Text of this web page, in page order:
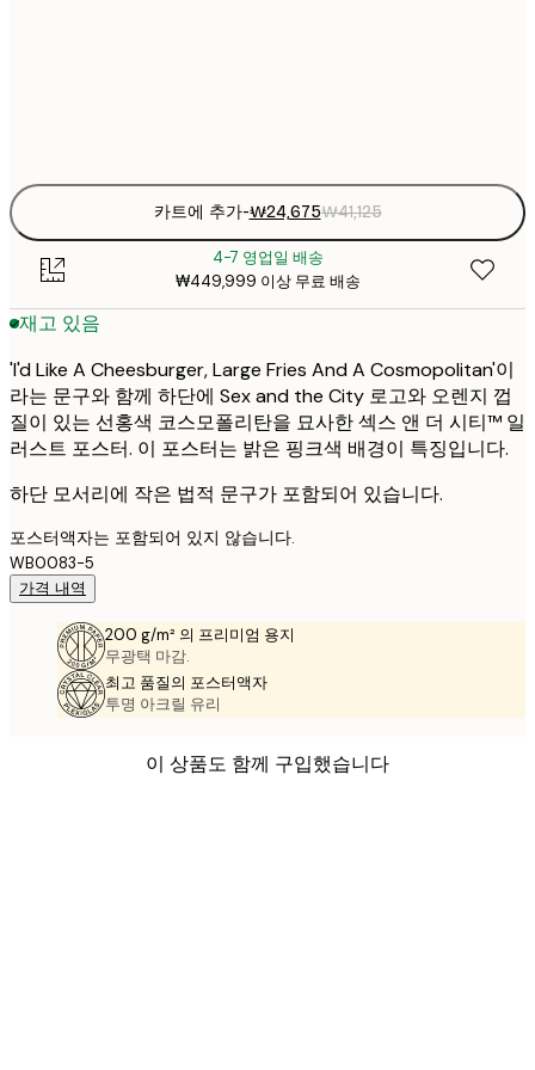
카트에 추가-₩24,675₩41,125
4-7 영업일 배송
₩449,999 이상 무료 배송
재고 있음
'I'd Like A Cheesburger, Large Fries And A Cosmopolitan'이
라는 문구와 함께 하단에 Sex and the City 로고와 오렌지 껍
질이 있는 선홍색 코스모폴리탄을 묘사한 섹스 앤 더 시티™ 일
러스트 포스터. 이 포스터는 밝은 핑크색 배경이 특징입니다.
하단 모서리에 작은 법적 문구가 포함되어 있습니다.
포스터액자는 포함되어 있지 않습니다.
WB0083-5
가격 내역
200 g/m² 의 프리미엄 용지
무광택 마감.
최고 품질의 포스터액자
투명 아크릴 유리
이 상품도 함께 구입했습니다